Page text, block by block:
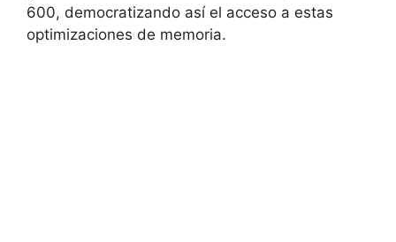
600, democratizando así el acceso a estas
optimizaciones de memoria.